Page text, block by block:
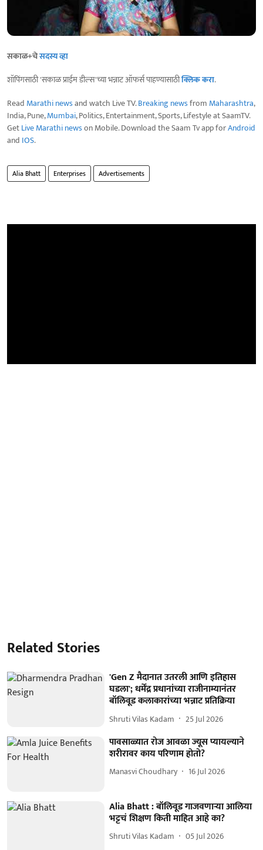
सकाळ+चेसदस्य व्हा
शॉपिंगसाठी 'सकाळ प्राईम डील्स'च्या भन्नाट ऑफर्स पाहण्यासाठीक्लिक करा.
Read Marathi newsand watch Live TV.Breaking newsfrom Maharashtra,
India, Pune,Mumbai, Politics, Entertainment, Sports, Lifestyle at SaamTV.
GetLive Marathi newson Mobile. Download the Saam Tv app forAndroid
and IOS.
Alia Bhatt Enterprises Advertisements
Related Stories
'Gen Z मैदानात उतरली आणि इतिहास
घडला'; धर्मेंद्र प्रधानांच्या राजीनाम्यानंतर
बॉलिवूड कलाकारांच्या भन्नाट प्रतिक्रिया
Shruti Vilas Kadam 25 Jul 2026
पावसाळ्यात रोज आवळा ज्यूस प्यायल्याने
शरीरावर काय परिणाम होतो?
Manasvi Choudhary 16 Jul 2026
Alia Bhatt : बॉलिवूड गाजवणाऱ्या आलिया
भट्टचं शिक्षण किती माहित आहे का?
Shruti Vilas Kadam 05 Jul 2026